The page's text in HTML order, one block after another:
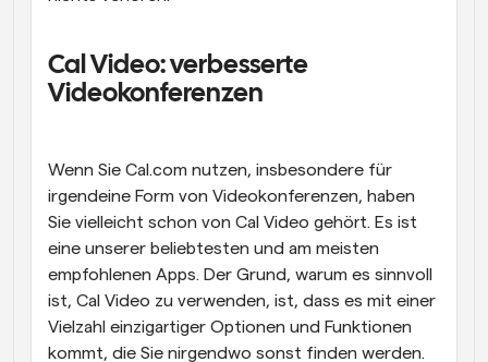
Cal Video: verbesserte
Videokonferenzen
Wenn Sie Cal.com nutzen, insbesondere für
irgendeine Form von Videokonferenzen, haben
Sie vielleicht schon von Cal Video gehört. Es ist
eine unserer beliebtesten und am meisten
empfohlenen Apps. Der Grund, warum es sinnvoll
ist, Cal Video zu verwenden, ist, dass es mit einer
Vielzahl einzigartiger Optionen und Funktionen
kommt, die Sie nirgendwo sonst finden werden.